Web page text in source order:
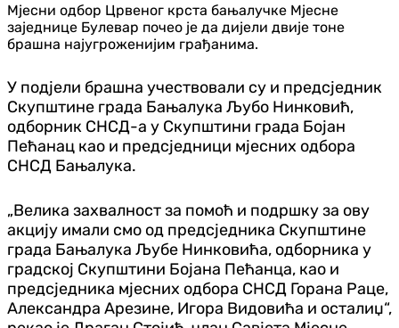
Мјесни одбор Црвеног крста бањалучке Мјесне
заједнице Булевар почео је да дијели двије тоне
брашна најугроженијим грађанима.
У подјели брашна учествовали су и предсједник
Скупштине града Бањалука Љубо Нинковић,
одборник СНСД-а у Скупштини града Бојан
Пећанац као и предсједници мјесних одбора
СНСД Бањалука.
„Велика захвалност за помоћ и подршку за ову
акцију имали смо од предсједника Скупштине
града Бањалука Љубе Нинковића, одборника у
градској Скупштини Бојана Пећанца, као и
предсједника мјесних одбора СНСД Горана Раце,
Александра Арезине, Игора Видовића и осталиџ“,